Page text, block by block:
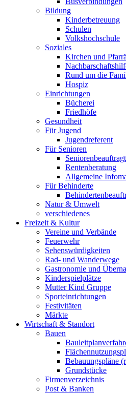
Bildung
Kinderbetreuung
Schulen
Volkshochschule
Soziales
Kirchen und
Rund um die
Hospiz
Einrichtungen
Bücherei
Friedhöfe
Gesundheit
Für Jugend
Jugendreferent
Für Senioren
Rentenberatung
Allgemeine
Für Behinderte
Natur & Umwelt
verschiedenes
Freizeit & Kultur
Vereine und Verbände
Feuerwehr
Sehenswürdigkeiten
Rad- und Wanderwege
Gastronomie und
Kinderspielplätze
Mutter Kind Gruppe
Sporteinrichtungen
Festivitäten
Märkte
Wirtschaft & Standort
Bauen
Bebauungspläne
Grundstücke
Firmenverzeichnis
Post & Banken